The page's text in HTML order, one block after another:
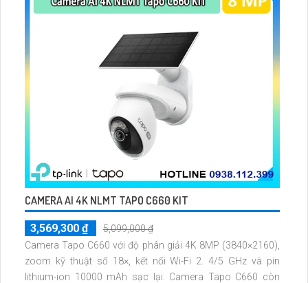
CAMERA AI 4K NLMT TAPO C660 KIT
3,569,300 ₫
5,099,000 ₫
Camera Tapo C660 với độ phân giải 4K 8MP (3840×2160),
zoom kỹ thuật số 18×, kết nối Wi-Fi 2. 4/5 GHz và pin
lithium-ion 10000 mAh sạc lại. Camera Tapo C660 còn